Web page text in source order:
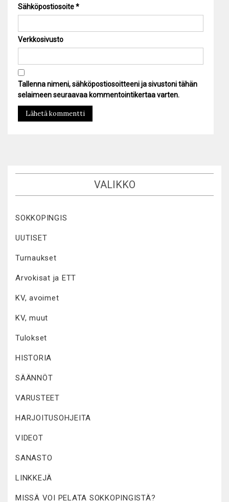
Sähköpostiosoite*
Verkkosivusto
Tallenna nimeni, sähköpostiosoitteeni ja sivustoni tähän
selaimeen seuraavaa kommentointikertaa varten.
VALIKKO
SOKKOPINGIS
UUTISET
Turnaukset
Arvokisat ja ETT
KV, avoimet
KV, muut
Tulokset
HISTORIA
SÄÄNNÖT
VARUSTEET
HARJOITUSOHJEITA
VIDEOT
SANASTO
LINKKEJÄ
MISSÄ VOI PELATA SOKKOPINGISTÄ?